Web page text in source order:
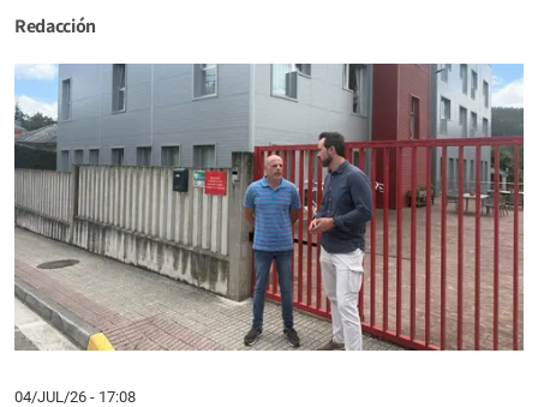
Redacción
04/JUL/26 - 17:08